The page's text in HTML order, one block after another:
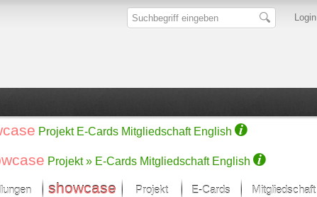
Login
Projekt E-Cards Mitgliedschaft English
Projekt » E-Cards Mitgliedschaft English
showcase Projekt E-Cards Mitgliedschaft